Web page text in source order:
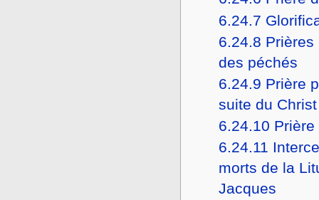
6.24.7
6.24.8 Prières
des péchés
6.24.9 Prière
suite du Christ
6.24.10 Prière
6.24.11
morts de la
Jacques